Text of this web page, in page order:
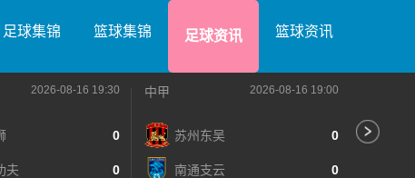
足球集锦 篮球集锦 足球资讯 篮球资讯
2026-08-16 19:30
0
夫 0
中甲 2026-08-16 19:00
苏州东吴 0
南通支云 0